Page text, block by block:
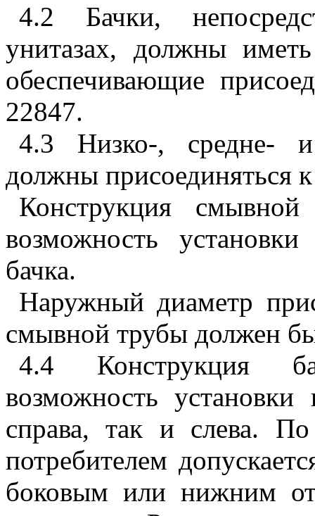
4.2 Бачки,
унитазах, должны
обеспечивающие
22847.
4.3 Низко-, средне- и
должны присоединяться
Конструкция
возможность
бачка.
Наружный диаметр
смывной трубы должен
4.4 Конструкция
возможность установки
справа, так и слева. По
потребителем
боковым или нижним